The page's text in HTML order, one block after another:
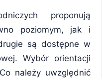
proponują
poziomym, jak i
są dostępne w
Wybór orientacji
należy uwzględnić